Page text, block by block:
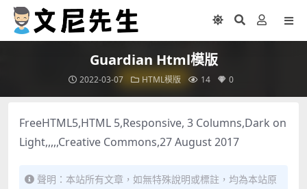
Guardian Html模版
2022-03-07 HTML模版 14 0
FreeHTML5,HTML 5,Responsive, 3 Columns,Dark on
Light,,,,,Creative Commons,27 August 2017
聲明：本站所有文章，如無特殊說明或標註，均為本站原